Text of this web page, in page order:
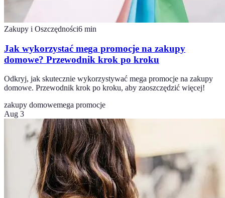
Zakupy i Oszczędności6 min
Jak wykorzystać mega promocje na zakupy
domowe? Przewodnik krok po kroku
Odkryj, jak skutecznie wykorzystywać mega promocje na zakupy
domowe. Przewodnik krok po kroku, aby zaoszczędzić więcej!
zakupy domowemega promocje
Aug 3